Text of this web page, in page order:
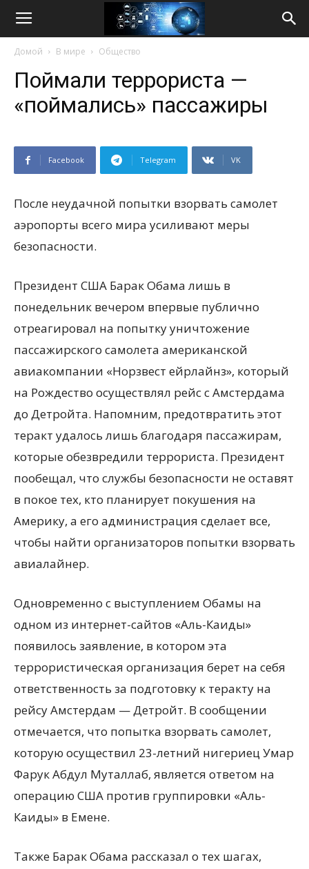
Life
Домой В мире Общество
Поймали террориста —
«поймались» пассажиры
Facebook Telegram VK
После неудачной попытки взорвать самолет
аэропорты всего мира усиливают меры
безопасности.
Президент США Барак Обама лишь в
понедельник вечером впервые публично
отреагировал на попытку уничтожение
пассажирского самолета американской
авиакомпании «Норзвест ейрлайнз», который
на Рождество осуществлял рейс с Амстердама
до Детройта. Напомним, предотвратить этот
теракт удалось лишь благодаря пассажирам,
которые обезвредили террориста. Президент
пообещал, что службы безопасности не оставят
в покое тех, кто планирует покушения на
Америку, а его администрация сделает все,
чтобы найти организаторов попытки взорвать
авиалайнер.
Одновременно с выступлением Обамы на
одном из интернет-сайтов «Аль-Каиды»
появилось заявление, в котором эта
террористическая организация берет на себя
ответственность за подготовку к теракту на
рейсу Амстердам — Детройт. В сообщении
отмечается, что попытка взорвать самолет,
которую осуществил 23-летний нигериец Умар
Фарук Абдул Муталлаб, является ответом на
операцию США против группировки «Аль-
Каиды» в Емене.
Также Барак Обама рассказал о тех шагах,